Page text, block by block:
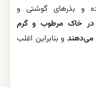
و بذرهای گوشتی و
در خاک مرطوب و گرم
می‌دهند و بنابراین اغلب